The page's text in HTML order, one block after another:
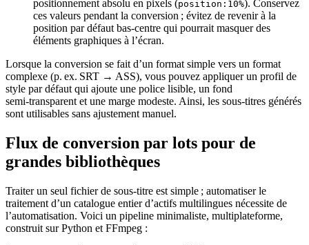
positionnement absolu en pixels (position:10%). Conservez
ces valeurs pendant la conversion ; évitez de revenir à la
position par défaut bas‑centre qui pourrait masquer des
éléments graphiques à l’écran.
Lorsque la conversion se faitd’un format simple vers un format
complexe (p. ex. SRT → ASS), vous pouvez appliquer un profil de
style par défautqui ajoute une police lisible, un fond
semi‑transparent et une marge modeste. Ainsi, les sous‑titres générés
sont utilisables sans ajustement manuel.
Flux de conversion par lots pour de
grandes bibliothèques
Traiter un seul fichier de sous‑titre est simple ; automatiser le
traitement d’un catalogue entier d’actifs multilingues nécessite de
l’automatisation. Voici un pipeline minimaliste, multiplateforme,
construit surPython et FFmpeg :